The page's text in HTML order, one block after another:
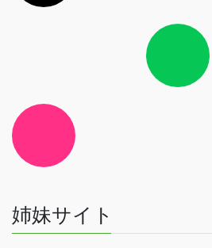
イ
コ
ン
リ
イ
コ
ン
リ
姉妹サイト